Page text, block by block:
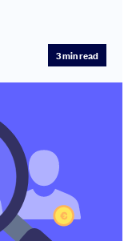
3min read
lead
vous avez
faut un